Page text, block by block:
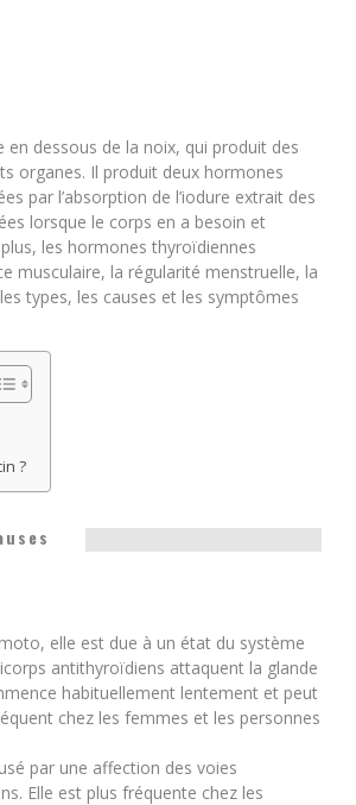
dessous de la noix, qui produit des
organes. Il produit deux hormones
par l’absorption de l’iodure extrait des
lorsque le corps en a besoin et
les hormones thyroïdiennes
musculaire, la régularité menstruelle, la
types, les causes et les symptômes
?
elle est due à un état du système
antithyroïdiens attaquent la glande
habituellement lentement et peut
chez les femmes et les personnes
par une affection des voies
Elle est plus fréquente chez les